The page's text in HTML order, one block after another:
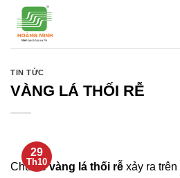
qua
TIN TỨC
VÀNG LÁ THỐI RỄ
29
Th10
Chủ đềvàng lá thối rễ xảy ra trên